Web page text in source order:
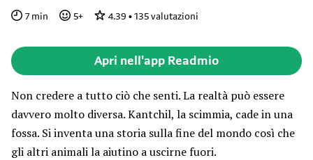
7min 5+ 4.39 • 135 valutazioni
Apri nell'app Readmio
Non credere a tutto ciò che senti. La realtà può essere
davvero molto diversa. Kantchil, la scimmia, cade in una
fossa. Si inventa una storia sulla fine del mondo così che
gli altri animali la aiutino a uscirne fuori.